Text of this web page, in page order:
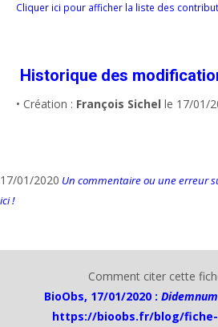
Cliquer ici pour afficher la liste des
Historique des
• Création : François Sichel le 17/01/
17/01/2020 Un commentaire ou une erreur
ici !
Comment citer cette
BioObs, 17/01/2020 :
https://bioobs.fr/blog/fiche-